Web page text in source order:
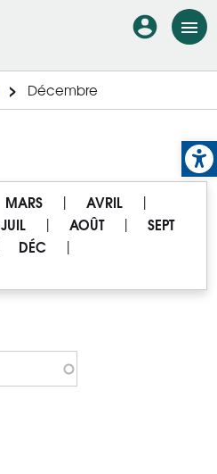
En-
Décembre
MARS | AVRIL
|
JUIL | AOÛT |
SEPT
DÉC
|